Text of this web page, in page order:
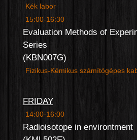
Kék labor
15:00-16:30
Evaluation Methods of
Series
(KBN007G)
Fizikus-Kémikus számítógépes
FRIDAY
14:00-16:00
Radioisotope in environtment